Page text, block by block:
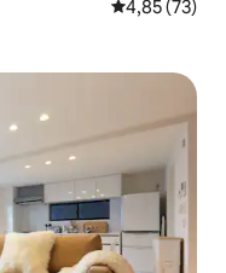
4,85 de uma
4,85 (73)